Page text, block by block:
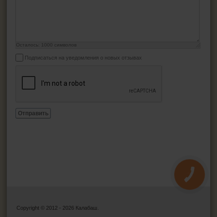
Осталось: 1000 символов
Подписаться на уведомления о новых отзывах
Отправить
Copyright © 2012 - 2026 Калабаш.
КНОПКА
ЗВ'ЯЗКУ